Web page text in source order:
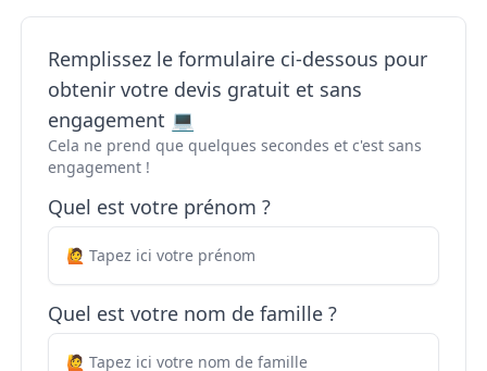
Remplissez le formulaire ci-dessous pour
obtenir votre devis gratuit et sans
engagement 💻
Cela ne prend que quelques secondes et c'est sans
engagement !
Quel est votre prénom ?
Quel est votre nom de famille ?